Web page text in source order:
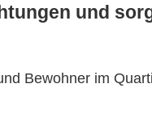
und
Bewohner im